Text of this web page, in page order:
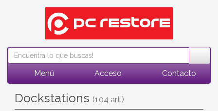
Menú Acceso Contacto
Dockstations (104 art.)